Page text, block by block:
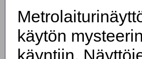
käytön
käyntiin.